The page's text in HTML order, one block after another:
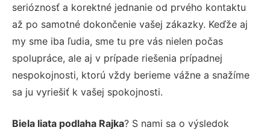
serióznosť a korektné jednanie od prvého kontaktu
až po samotné dokončenie vašej zákazky. Keďže aj
my sme iba ľudia, sme tu pre vás nielen počas
spolupráce, ale aj v prípade riešenia prípadnej
nespokojnosti, ktorú vždy berieme vážne a snažíme
sa ju vyriešiť k vašej spokojnosti.
Biela liata podlaha Rajka? S nami sa o výsledok